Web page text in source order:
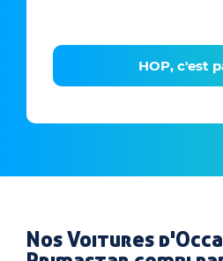
HOP, c'est
Nos Voitures